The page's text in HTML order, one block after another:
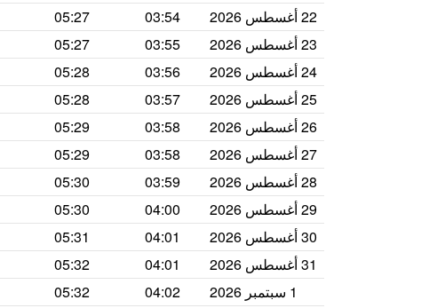
22 أغسطس 2026
03:54
05:27
23 أغسطس 2026
03:55
05:27
24 أغسطس 2026
03:56
05:28
25 أغسطس 2026
03:57
05:28
26 أغسطس 2026
03:58
05:29
27 أغسطس 2026
03:58
05:29
28 أغسطس 2026
03:59
05:30
29 أغسطس 2026
04:00
05:30
30 أغسطس 2026
04:01
05:31
31 أغسطس 2026
04:01
05:32
1 سبتمبر 2026
04:02
05:32